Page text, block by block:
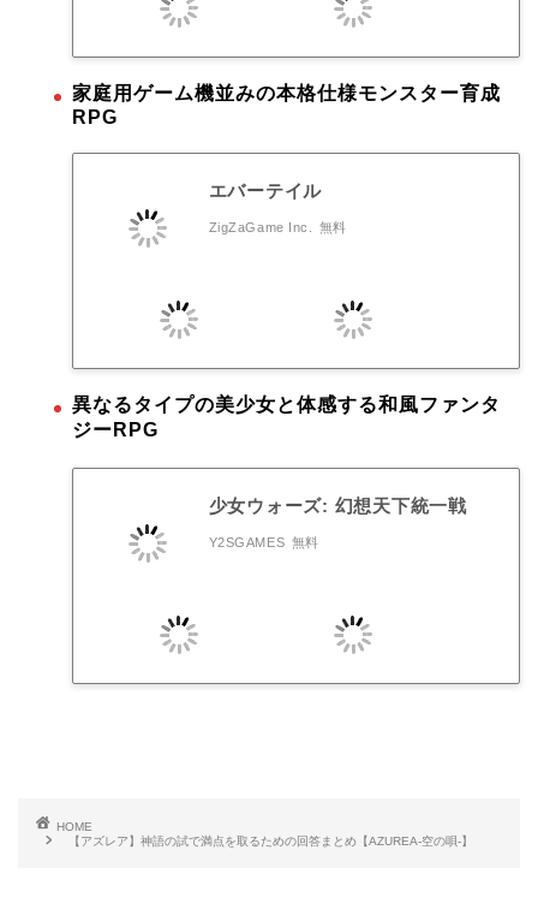
家庭用ゲーム機並みの本格仕様モンスター育成
RPG
エバーテイル
ZigZaGame Inc. 無料
異なるタイプの美少女と体感する和風ファンタ
ジーRPG
少女ウォーズ: 幻想天下統一戦
Y2SGAMES 無料
HOME
【アズレア】神語の試で満点を取るための回答まとめ【AZUREA-空の唄-】